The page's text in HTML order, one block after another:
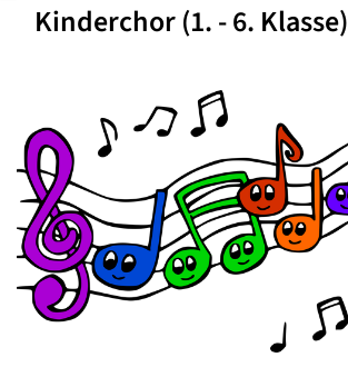
Kinderchor (1. - 6. Klasse)